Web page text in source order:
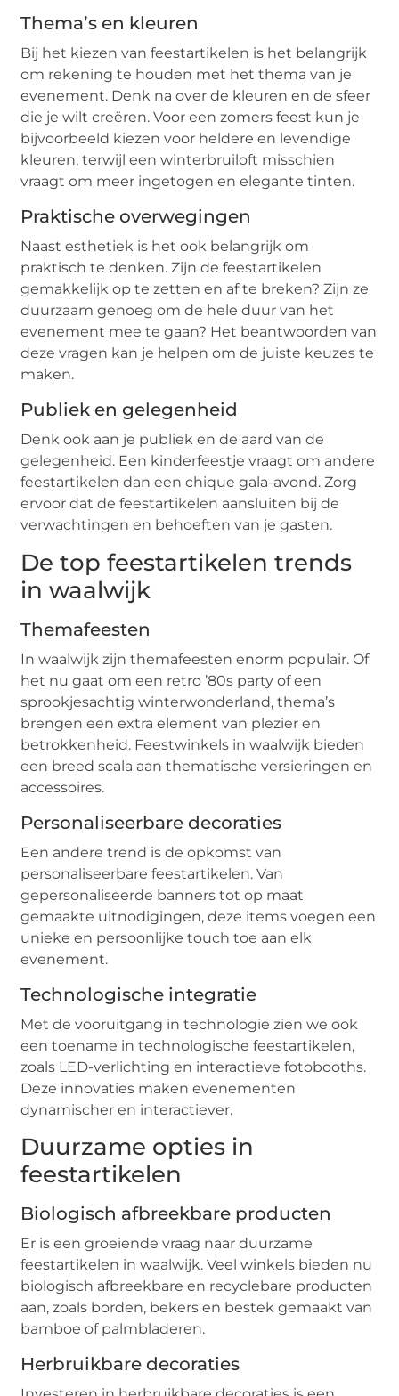
Thema’s en kleuren
Bij het kiezen van feestartikelen is het belangrijk
om rekening te houden met het thema van je
evenement. Denk na over de kleuren en de sfeer
die je wilt creëren. Voor een zomers feest kun je
bijvoorbeeld kiezen voor heldere en levendige
kleuren, terwijl een winterbruiloft misschien
vraagt om meer ingetogen en elegante tinten.
Praktische overwegingen
Naast esthetiek is het ook belangrijk om
praktisch te denken. Zijn de feestartikelen
gemakkelijk op te zetten en af te breken? Zijn ze
duurzaam genoeg om de hele duur van het
evenement mee te gaan? Het beantwoorden van
deze vragen kan je helpen om de juiste keuzes te
maken.
Publiek en gelegenheid
Denk ook aan je publiek en de aard van de
gelegenheid. Een kinderfeestje vraagt om andere
feestartikelen dan een chique gala-avond. Zorg
ervoor dat de feestartikelen aansluiten bij de
verwachtingen en behoeften van je gasten.
De top feestartikelen trends
in waalwijk
Themafeesten
In waalwijk zijn themafeesten enorm populair. Of
het nu gaat om een retro ’80s party of een
sprookjesachtig winterwonderland, thema’s
brengen een extra element van plezier en
betrokkenheid. Feestwinkels in waalwijk bieden
een breed scala aan thematische versieringen en
accessoires.
Personaliseerbare decoraties
Een andere trend is de opkomst van
personaliseerbare feestartikelen. Van
gepersonaliseerde banners tot op maat
gemaakte uitnodigingen, deze items voegen een
unieke en persoonlijke touch toe aan elk
evenement.
Technologische integratie
Met de vooruitgang in technologie zien we ook
een toename in technologische feestartikelen,
zoals LED-verlichting en interactieve fotobooths.
Deze innovaties maken evenementen
dynamischer en interactiever.
Duurzame opties in
feestartikelen
Biologisch afbreekbare producten
Er is een groeiende vraag naar duurzame
feestartikelen in waalwijk. Veel winkels bieden nu
biologisch afbreekbare en recyclebare producten
aan, zoals borden, bekers en bestek gemaakt van
bamboe of palmbladeren.
Herbruikbare decoraties